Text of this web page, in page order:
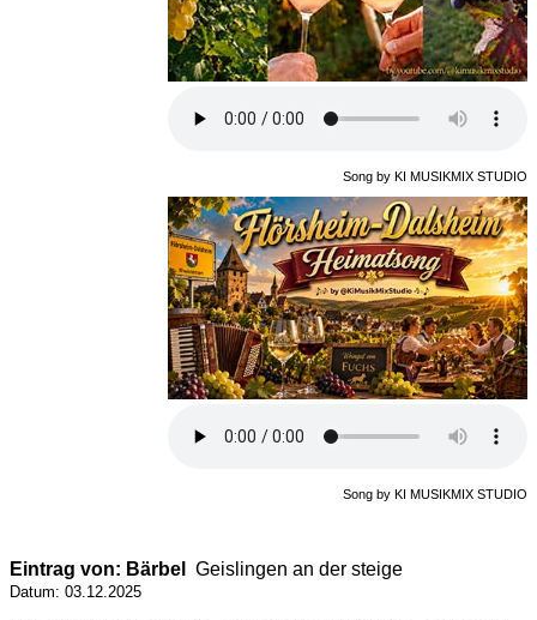
Song by KI MUSIKMIX STUDIO
Song by KI MUSIKMIX STUDIO
Eintrag von: Bärbel Geislingen an der steige
Datum: 03.12.2025